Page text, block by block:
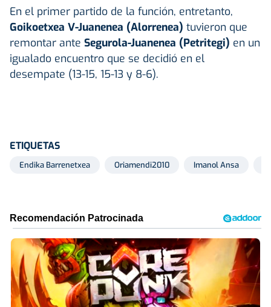
En el primer partido de la función, entretanto,
Goikoetxea V-Juanenea (Alorrenea) tuvieron que
remontar ante Segurola-Juanenea (Petritegi) en un
igualado encuentro que se decidió en el
desempate (13-15, 15-13 y 8-6).
ETIQUETAS
Endika Barrenetxea Oriamendi2010 Imanol Ansa